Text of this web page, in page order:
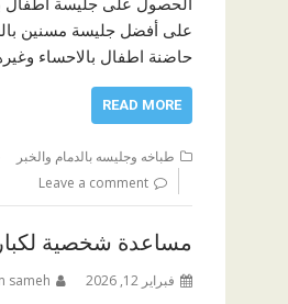
على أفضل جليسة مسنين
حاضنة اطفال بالاحساء
READ MORE
طباخه وجليسه بالدمام والخبر
Leave a comment
مساعدة شخصية لكبار السن
فبراير 12, 2026 sameh